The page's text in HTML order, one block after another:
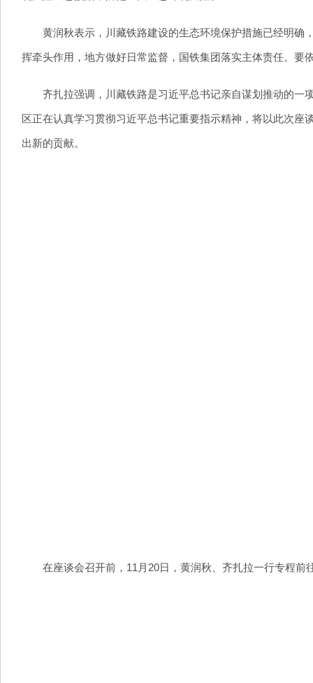
黄润秋表示，川藏铁路建设的生态环境保护措施已经明确
挥牵头作用，地方做好日常监督，国铁集团落实主体责任。要
齐扎拉强调，川藏铁路是习近平总书记亲自谋划推动的一项
区正在认真学习贯彻习近平总书记重要指示精神，将以此次
出新的贡献。
在座谈会召开前，11月20日，黄润秋、齐扎拉一行专程前